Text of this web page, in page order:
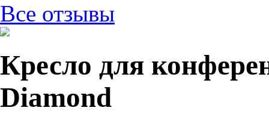
Все отзывы
Кресло для
Diamond